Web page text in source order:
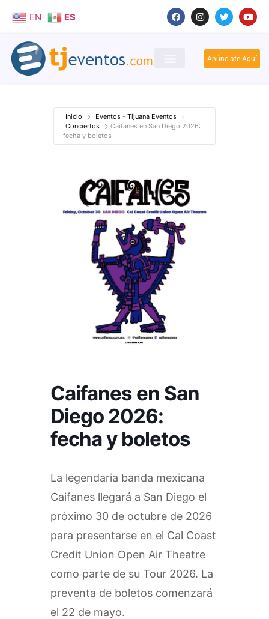
EN ES
Anúnciate Aquí
Inicio
Eventos - Tijuana Eventos
Conciertos
Caifanes en San Diego 2026:
fecha y boletos
Caifanes en San
Diego 2026:
fecha y boletos
La legendaria banda mexicana
Caifanes llegará a San Diego el
próximo 30 de octubre de 2026
para presentarse en el Cal Coast
Credit Union Open Air Theatre
como parte de su Tour 2026. La
preventa de boletos comenzará
el 22 de mayo.